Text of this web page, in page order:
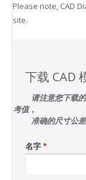
Please note, CAD
site.
下载 CAD
请注意您下载的
考值，
准确的尺寸公差
名字 *